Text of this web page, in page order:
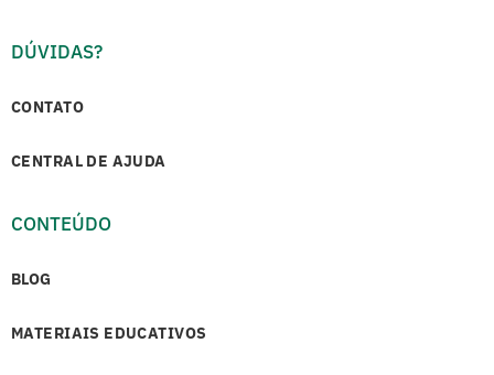
DÚVIDAS?
CONTATO
CENTRAL DE AJUDA
CONTEÚDO
BLOG
MATERIAIS EDUCATIVOS